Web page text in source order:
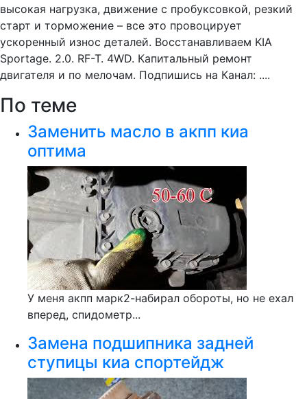
высокая нагрузка, движение с пробуксовкой, резкий
старт и торможение – все это провоцирует
ускоренный износ деталей. Восстанавливаем KIA
Sportage. 2.0. RF-T. 4WD. Капитальный ремонт
двигателя и по мелочам. Подпишись на Канал: ....
По теме
Заменить масло в акпп киа
оптима
У меня акпп марк2-набирал обороты, но не ехал
вперед, спидометр...
Замена подшипника задней
ступицы киа спортейдж